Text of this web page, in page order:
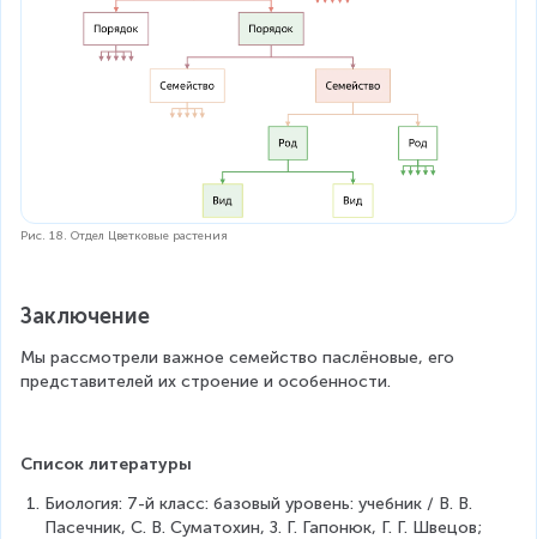
Рис. 18. Отдел Цветковые растения
Заключение
Мы рассмотрели важное семейство паслёновые, его
представителей их строение и особенности.
Список литературы
Биология: 7-й класс: базовый уровень: учебник / В. В.
Пасечник, С. В. Суматохин, З. Г. Гапонюк, Г. Г. Швецов;